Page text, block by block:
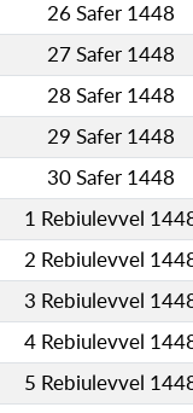
26 Safer 1448
27 Safer 1448
28 Safer 1448
29 Safer 1448
30 Safer 1448
1 Rebiulevvel
2 Rebiulevvel
3 Rebiulevvel
4 Rebiulevvel
5 Rebiulevvel